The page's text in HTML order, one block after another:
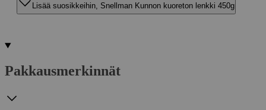
Lisää suosikkeihin, Snellman Kunnon kuoreton lenkki 450g
Pakkausmerkinnät